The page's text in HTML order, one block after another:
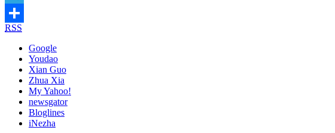
Telegram
Share
RSS
Google
Youdao
Xian Guo
Zhua Xia
My Yahoo!
newsgator
Bloglines
iNezha